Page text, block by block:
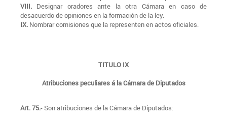
VIII. Designar oradores ante la otra Cámara en caso de
desacuerdo de opiniones en la formación de la ley.
IX. Nombrar comisiones que la representen en actos oficiales.
TITULO IX
Atribuciones peculiares á la Cámara de Diputados
Art. 75.- Son atribuciones de la Cámara de Diputados: